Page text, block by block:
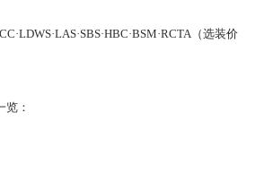
（选装价
览：